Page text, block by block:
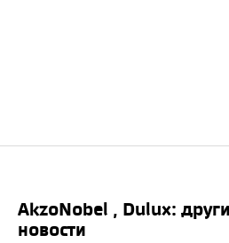
AkzoNobel , Dulux: другие статьи и
новости